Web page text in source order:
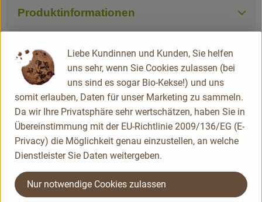
Produktinformationen
Herkunft
Hersteller: Finkes Hof
Deutschland
Liebe Kundinnen und Kunden, Sie helfen
uns sehr, wenn Sie Cookies zulassen (bei
uns sind es sogar Bio-Kekse!) und uns
somit erlauben, Daten für unser Marketing zu sammeln.
Da wir Ihre Privatsphäre sehr wertschätzen, haben Sie in
Übereinstimmung mit der EU-Richtlinie 2009/136/EG (E-
Privacy) die Möglichkeit genau einzustellen, an welche
Dienstleister Sie Daten weitergeben.
Nur notwendige Cookies zulassen